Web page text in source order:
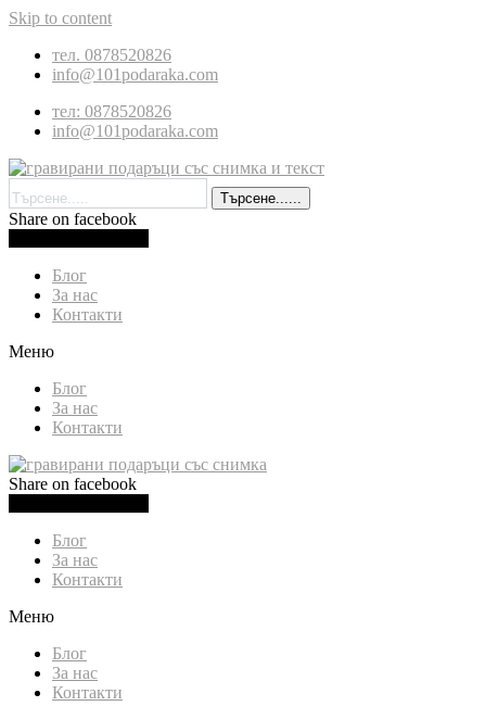
Skip to content
тел. 0878520826
info@101podaraka.com
тел: 0878520826
info@101podaraka.com
Търсене......
Share on facebook
Блог
За нас
Контакти
Меню
Блог
За нас
Контакти
Share on facebook
Блог
За нас
Контакти
Меню
Блог
За нас
Контакти